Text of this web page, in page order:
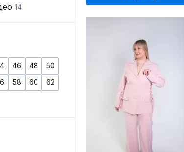
14
46 48
50
58 60
62